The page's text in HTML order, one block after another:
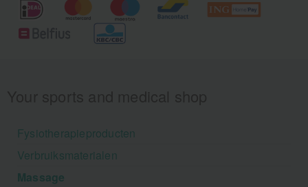
Fysiotherapieproducten
Verbruiksmaterialen
Massage